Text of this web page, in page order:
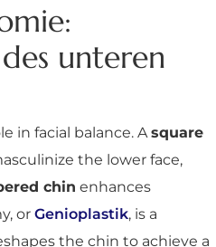
unteren
in facial balance. Asquare
the lower face,
chin enhances
or Genioplastik, is a
the chin to achieve a